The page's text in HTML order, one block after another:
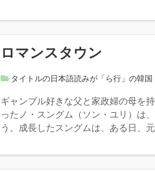
ロマンスタウン
タイトルの日本語読みが「ら行」の韓国
ギャンブル好きな父と家政婦の母を
ったノ・スングム（ソン・ユリ）は
う。成長したスングムは、ある日、